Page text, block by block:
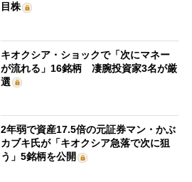
目株
キオクシア・ショックで「次にマネー
が流れる」16銘柄 凄腕投資家3名が厳
選
2年弱で資産17.5倍の元証券マン・かぶ
カブキ氏が「キオクシア急落で次に狙
う」5銘柄を公開